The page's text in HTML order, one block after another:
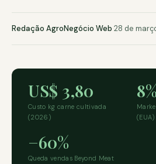
Redação AgroNegócio Web·28 de
US$ 3,80
Custo kg carne cultivada
(2026)
8%
(EUA)
−60%
Queda vendas Beyond Meat